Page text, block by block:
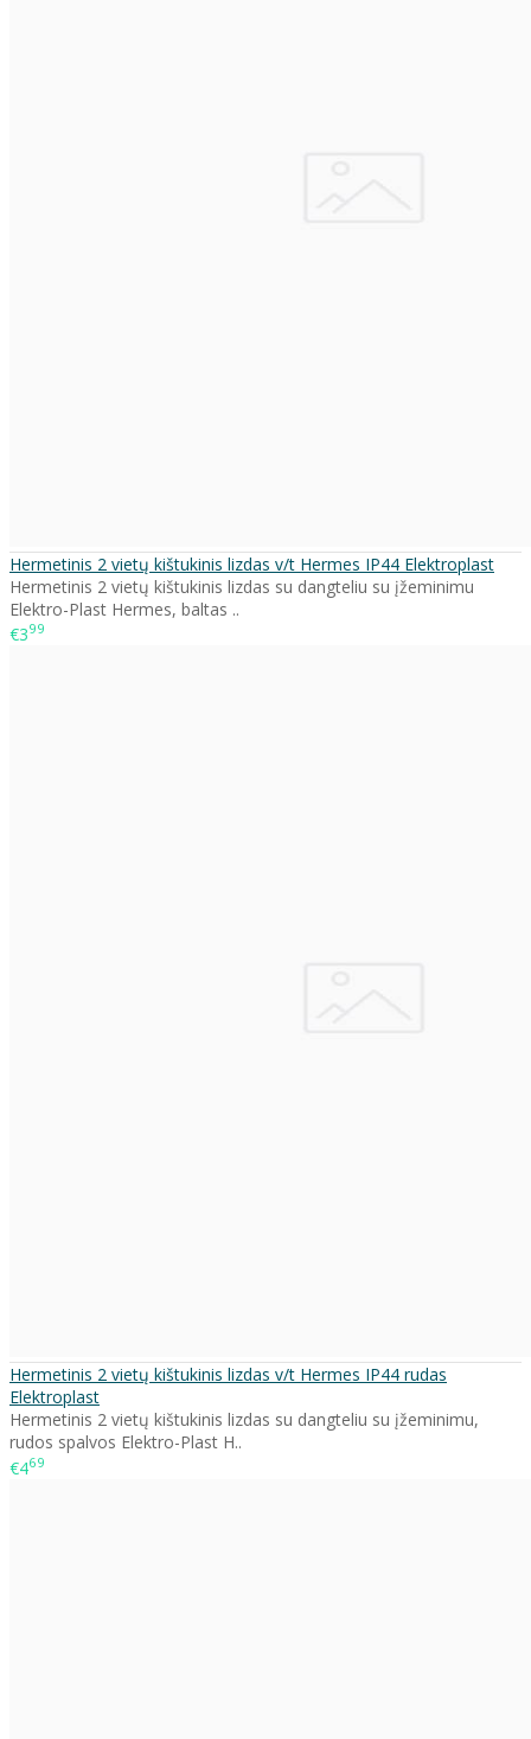
Hermetinis 2 vietų kištukinis lizdas v/t Hermes IP44 Elektroplast
Hermetinis 2 vietų kištukinis lizdas su dangteliu su įžeminimu
Elektro-Plast Hermes, baltas ..
€399
Hermetinis 2 vietų kištukinis lizdas v/t Hermes IP44 rudas
Elektroplast
Hermetinis 2 vietų kištukinis lizdas su dangteliu su įžeminimu,
rudos spalvos Elektro-Plast H..
€469